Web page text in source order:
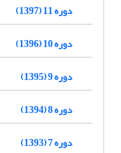
دوره 11 (1397)
دوره 10 (1396)
دوره 9 (1395)
دوره 8 (1394)
دوره 7 (1393)